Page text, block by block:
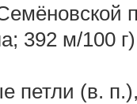
392 м/100
петли (в.